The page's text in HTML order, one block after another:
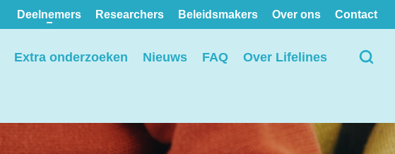
Deelnemers Researchers Beleidsmakers Over ons Contact
Extra onderzoeken Nieuws FAQ Over Lifelines